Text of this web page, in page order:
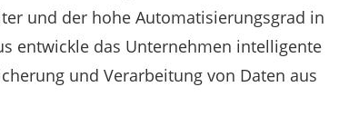
und der hohe Automatisierungsgrad in
entwickle das Unternehmen intelligente
und Verarbeitung von Daten aus